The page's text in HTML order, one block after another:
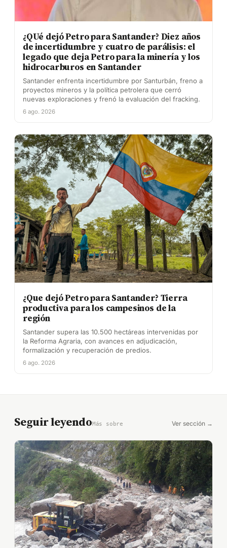
¿QUé dejó Petro para Santander? Diez años
de incertidumbre y cuatro de parálisis: el
legado que deja Petro para la minería y los
hidrocarburos en Santander
Santander enfrenta incertidumbre por Santurbán, freno a
proyectos mineros y la política petrolera que cerró
nuevas exploraciones y frenó la evaluación del fracking.
6 ago. 2026
¿Que dejó Petro para Santander? Tierra
productiva para los campesinos de la
región
Santander supera las 10.500 hectáreas intervenidas por
la Reforma Agraria, con avances en adjudicación,
formalización y recuperación de predios.
6 ago. 2026
Seguir leyendoMás sobre Ver sección →